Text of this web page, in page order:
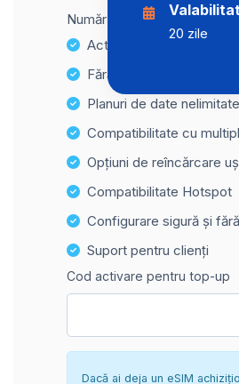
Număr pentru recepția SMS:
Activare instantanee
Fără taxe ascunse
Planuri de date nelimitate
Compatibilitate cu
Opțiuni de reîncărcare
Compatibilitate Hotspot
Configurare sigură și
Suport pentru clienți
Cod activare pentru top-up
Dacă ai deja un eSIM
20 zile